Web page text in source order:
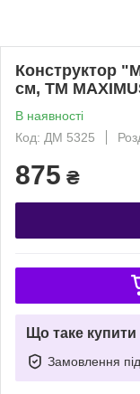
Конструктор
см, ТМ
В наявності
Код: ДМ 5325
875 ₴
Що таке
Замовлення